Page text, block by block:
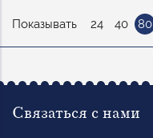
Показывать 24 40 80
Связаться с нами